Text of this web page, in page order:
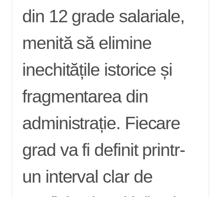
din 12 grade salariale,
menită să elimine
inechitățile istorice și
fragmentarea din
administrație. Fiecare
grad va fi definit printr-
un interval clar de